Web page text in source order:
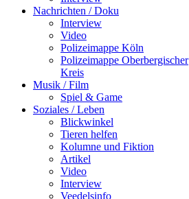
Nachrichten / Doku
Interview
Video
Polizeimappe Köln
Polizeimappe Oberbergischer
Kreis
Musik / Film
Spiel & Game
Soziales / Leben
Blickwinkel
Tieren helfen
Kolumne und Fiktion
Artikel
Video
Interview
Veedelsinfo